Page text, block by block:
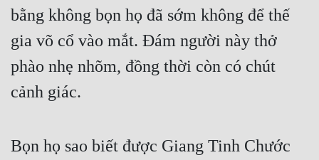
bằng không bọn họ đã sớm không để thế
gia võ cổ vào mắt. Đám người này thở
phào nhẹ nhõm, đồng thời còn có chút
cảnh giác.
Bọn họ sao biết được Giang Tinh Chước